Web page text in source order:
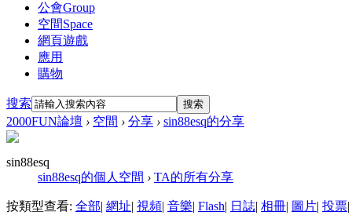
公會Group
空間Space
網頁遊戲
應用
購物
搜索 搜索
2000FUN論壇 › 空間 › 分享 › sin88esq的分享
sin88esq
sin88esq的個人空間 › TA的所有分享
按類型查看: 全部| 網址| 視頻| 音樂| Flash| 日誌| 相冊| 圖片| 投票|